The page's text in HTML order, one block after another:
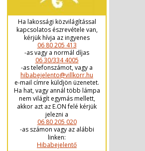
Ha lakossági közvilágítással
kapcsolatos észrevétele van,
kérjük hívja az ingyenes
06 80 205 413
-as vagy a normál díjas
06 30/334 4005
-as telefonszámot, vagy a
hibabejelento@villkorr.hu
e-mail címre küldjön üzenetet.
Ha hat, vagy annál több lámpa
nem világít egymás mellett,
akkor azt az E.ON felé kérjük
jelezni a
06 80 205 020
-as számon vagy az alábbi
linken:
Hibabejelentő